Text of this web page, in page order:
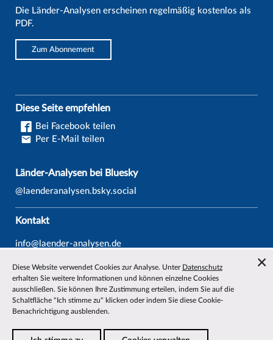
Die Länder-Analysen erscheinen regelmäßig kostenlos als
PDF.
Zum Abonnement
Diese Seite empfehlen
Bei Facebook teilen
Per E-Mail teilen
Länder-Analysen bei Bluesky
@laenderanalysen.bsky.social
Kontakt
info@laender-analysen.de
Fax: 0421/218-69607
Redaktionen
Wissenschaftliche Beiräte
Über die Länder-Analysen
Diese Website verwendet Cookies zur Analyse. Unter Datenschutz
erhalten Sie weitere Informationen und können einzelne Cookies
ausschließen. Sie können Ihre Zustimmung erteilen, indem Sie auf die
Schaltfläche "Ich stimme zu" klicken oder indem Sie diese Cookie-
Benachrichtigung ausblenden.